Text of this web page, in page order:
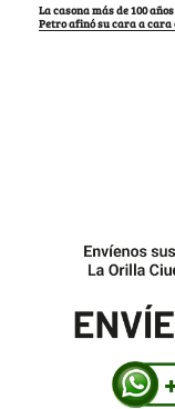
La casona más de 100
Petro afinó su cara a cara